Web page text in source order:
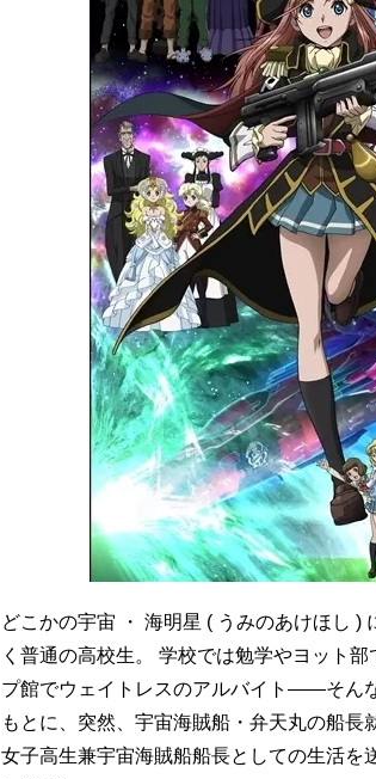
どこかの宇宙 ・ 海明星 ( うみのあけほし )
く普通の高校生。 学校では勉学やヨット
プ館でウェイトレスのアルバイト――そん
もとに、突然、宇宙海賊船・弁天丸の船長
女子高生兼宇宙海賊船船長としての生活を